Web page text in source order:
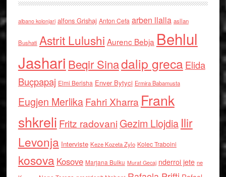
albano kolonjari alfons Grishaj Anton Cefa arben llalla asllan
Bushati Astrit Lulushi Aurenc Bebja Behlul
Jashari Beqir Sinadalip grecaElida
Buçpapaj Elmi Berisha Enver Bytyci Ermira Babamusta
Eugjen MerlikaFahri Xharra Frank
shkreli Fritz radovaniGezim Llojdia Ilir
Levonja Interviste Keze Kozeta Zylo Kolec Traboini
kosova Kosove Marjana Bulku Murat Gecaj nderroi jete ne